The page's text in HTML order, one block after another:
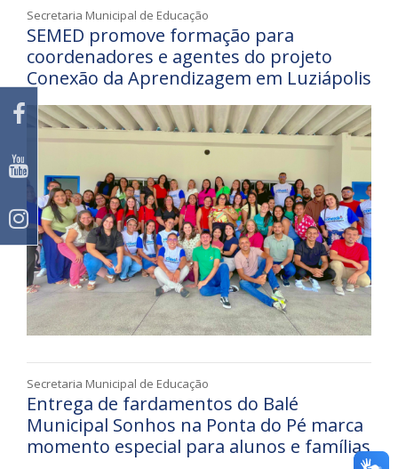
Secretaria Municipal de Educação
SEMED promove formação para
coordenadores e agentes do projeto
Conexão da Aprendizagem em Luziápolis
Secretaria Municipal de Educação
Entrega de fardamentos do Balé
Municipal Sonhos na Ponta do Pé marca
momento especial para alunos e famílias